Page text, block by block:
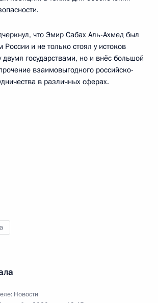
что Эмир Сабах Аль-Ахмед был
России и не только стоял у истоков
государствами, но и внёс большой
взаимовыгодного российско-
в различных сферах.
Новости